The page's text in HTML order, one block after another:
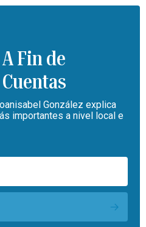
A Fin de
Cuentas
González explica
importantes a nivel local e